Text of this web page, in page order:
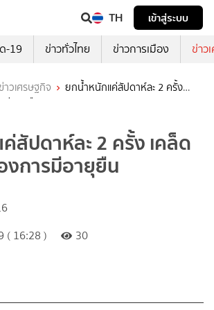
TH
เข้าสู่ระบบ
-19 ข่าวทั่วไทย ข่าวการเมือง ข่าว
ข่าวเศรษฐกิจ
ยกน้ำหนักแค่สัปดาห์ละ 2 ครั้ง
อายุยืน
สัปดาห์ละ 2 ครั้ง เคล็ด
งการมีอายุยืน
( 16:28 )
30